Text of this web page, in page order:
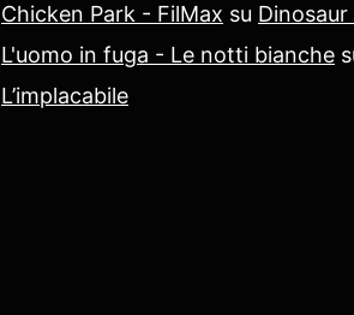
Chicken Park - FilMax su
L'uomo in fuga - Le notti bianche
L’implacabile